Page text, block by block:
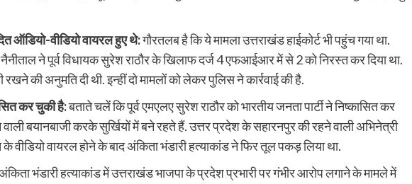
ऑडियो-वीडियो वायरल हुए थे:गौरतलब है कि ये मामला उत्तराखंड हाईकोर्ट भी पहुंच गया था.
ने पूर्व विधायक सुरेश राठौर के खिलाफ दर्ज 4 एफआईआर में से 2 को निरस्त कर दिया था.
रखने की अनुमति दी थी. इन्हीं दो मामलों को लेकर पुलिस ने कार्रवाई की है.
कर चुकी है:बताते चलें कि पूर्व एमएलए सुरेश राठौर को भारतीय जनता पार्टी ने निष्कासित कर
बयानबाजी करके सुर्खियों में बने रहते हैं. उत्तर प्रदेश के सहारनपुर की रहने वाली अभिनेत्री
वीडियो वायरल होने के बाद अंकिता भंडारी हत्याकांड ने फिर तूल पकड़ लिया था.
भंडारी हत्याकांड में उत्तराखंड भाजपा के प्रदेश प्रभारी पर गंभीर आरोप लगाने के मामले में